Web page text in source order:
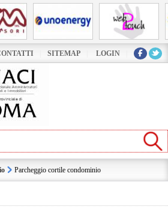
SITEMAP LOGIN
Parcheggio cortile condominio